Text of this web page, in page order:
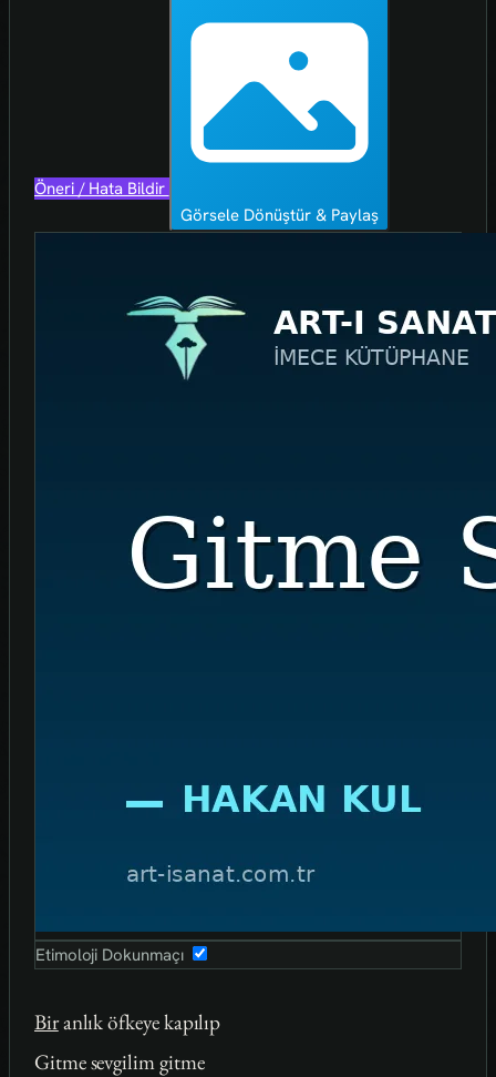
Öneri / Hata Bildir
Görsele Dönüştür & Paylaş
Etimoloji Dokunmaçı
Biranlık öfkeye kapılıp
Gitme sevgilim gitme